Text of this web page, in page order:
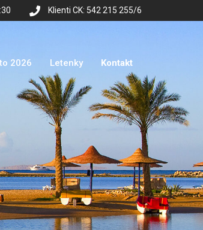
Klienti CK: 542 215 255/6
2026 Letenky Kontakt